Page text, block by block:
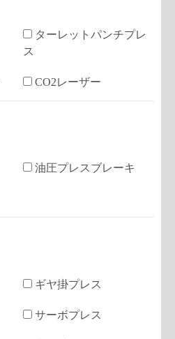
ターレットパンチプレ
ス
CO2レーザー
油圧プレスブレーキ
ギヤ掛プレス
サーボプレス